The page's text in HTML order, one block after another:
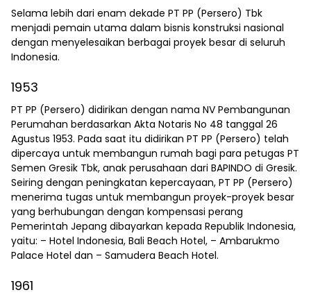
Selama lebih dari enam dekade PT PP (Persero) Tbk
menjadi pemain utama dalam bisnis konstruksi nasional
dengan menyelesaikan berbagai proyek besar di seluruh
Indonesia.
1953
PT PP (Persero) didirikan dengan nama NV Pembangunan
Perumahan berdasarkan Akta Notaris No 48 tanggal 26
Agustus 1953. Pada saat itu didirikan PT PP (Persero) telah
dipercaya untuk membangun rumah bagi para petugas PT
Semen Gresik Tbk, anak perusahaan dari BAPINDO di Gresik.
Seiring dengan peningkatan kepercayaan, PT PP (Persero)
menerima tugas untuk membangun proyek-proyek besar
yang berhubungan dengan kompensasi perang
Pemerintah Jepang dibayarkan kepada Republik Indonesia,
yaitu: – Hotel Indonesia, Bali Beach Hotel, – Ambarukmo
Palace Hotel dan – Samudera Beach Hotel.
1961